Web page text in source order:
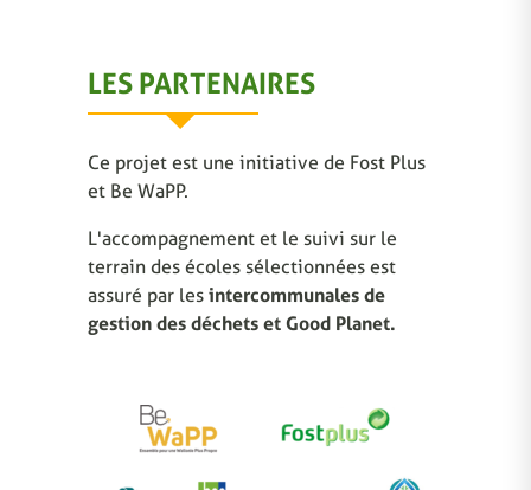
LES PARTENAIRES
Ce projet est une initiative de Fost Plus
et Be WaPP.
L'accompagnement et le suivi sur le
terrain des écoles sélectionnées est
assuré par les intercommunales de
gestion des déchets et Good Planet.